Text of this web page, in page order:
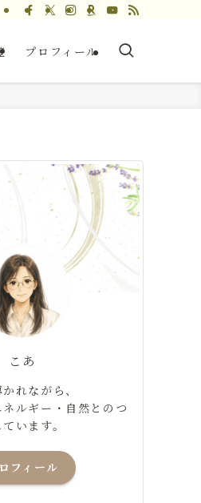
プロフィール
こあ
れながら、
ルギー・自然とのつ
います。
フィール